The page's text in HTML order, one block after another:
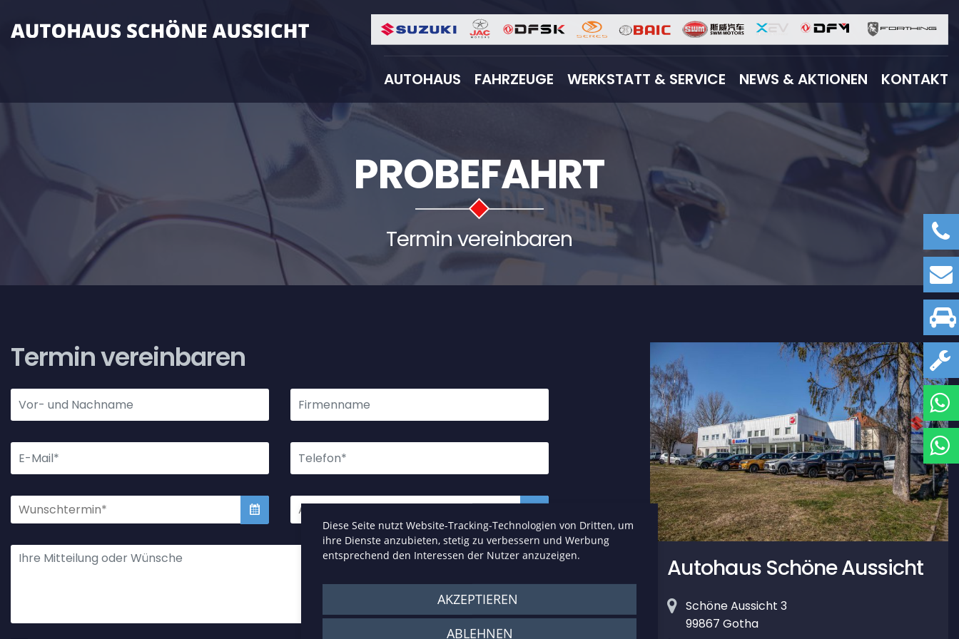
AUTOHAUS FAHRZEUGE WERKSTATT & SERVICE NEWS & AKTIONEN KONTAKT
PROBEFAHRT
Termin vereinbaren
Termin vereinbaren
Autohaus Schöne Aussicht
Schöne Aussicht 3
99867 Gotha
Diese Seite nutzt Website-Tracking-Technologien von Dritten, um
ihre Dienste anzubieten, stetig zu verbessern und Werbung
entsprechend den Interessen der Nutzer anzuzeigen.
AKZEPTIEREN
ABLEHNEN